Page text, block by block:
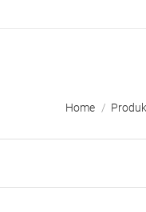
Sie befinden
Home